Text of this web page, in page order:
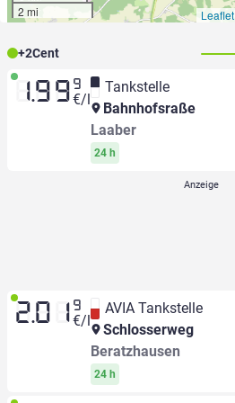
2 mi
Leaflet
+2Cent
1.99 9
€/l
Tankstelle
Bahnhofsraße
Laaber
24 h
2.01 9
€/l
AVIA Tankstelle
Schlosserweg
Beratzhausen
24 h